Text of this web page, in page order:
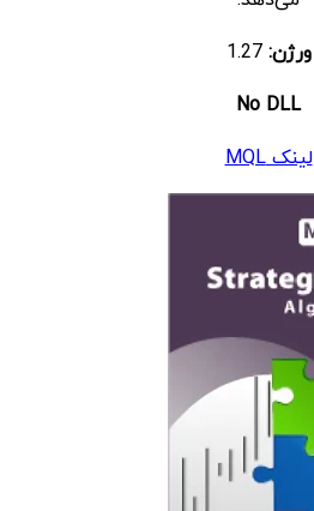
ورژن:1.27
No DLL
لینک MQL